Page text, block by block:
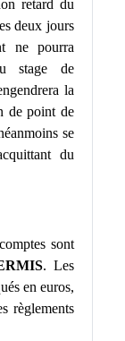
retard du
deux jours
ne pourra
stage de
la
de point de
se
du
sont
. Les
en euros,
règlements